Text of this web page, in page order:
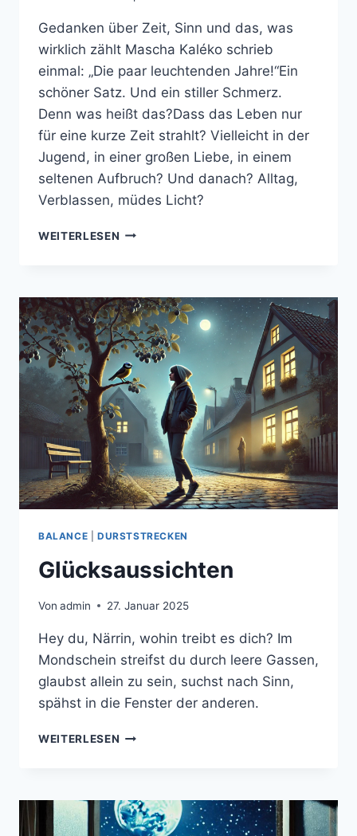
Gedanken über Zeit, Sinn und das, was
wirklich zählt Mascha Kaléko schrieb
einmal: „Die paar leuchtenden Jahre!“Ein
schöner Satz. Und ein stiller Schmerz.
Denn was heißt das?Dass das Leben nur
für eine kurze Zeit strahlt? Vielleicht in der
Jugend, in einer großen Liebe, in einem
seltenen Aufbruch? Und danach? Alltag,
Verblassen, müdes Licht?
WEITERLESEN NICHT
–
WIR
TUN
ES
BALANCE DURSTSTRECKEN
Glücksaussichten
Von admin 27. Januar 2025
Hey du, Närrin, wohin treibt es dich? Im
Mondschein streifst du durch leere Gassen,
glaubst allein zu sein, suchst nach Sinn,
spähst in die Fenster der anderen.
WEITERLESEN GLÜCKSAUSSICHTEN